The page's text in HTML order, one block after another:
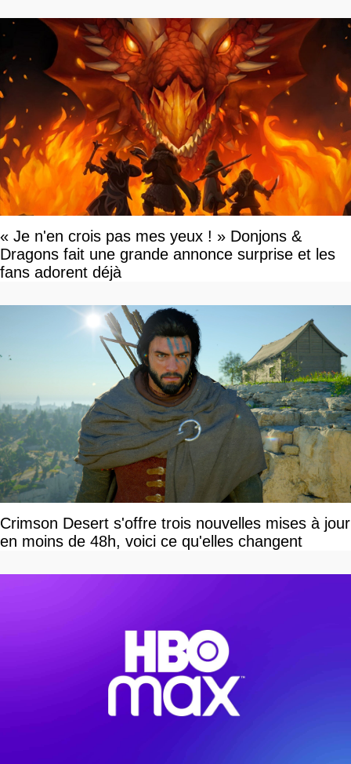
« Je n'en crois pas mes yeux ! » Donjons &
Dragons fait une grande annonce surprise et les
fans adorent déjà
Crimson Desert s'offre trois nouvelles mises à jour
en moins de 48h, voici ce qu'elles changent